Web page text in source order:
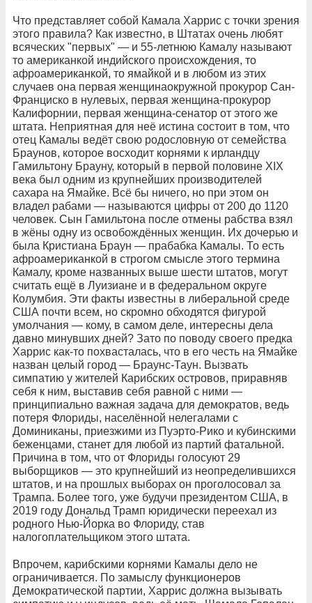
Что представляет собой Камала Харрис с точки зрения
этого правила? Как известно, в Штатах очень любят
всяческих "первых" — и 55-летнюю Камалу называют
то американкой индийского происхождения, то
афроамериканкой, то ямайкой и в любом из этих
случаев она первая женщинаокружной прокурор Сан-
Франциско в нулевых, первая женщина-прокурор
Калифорнии, первая женщина-сенатор от этого же
штата. Неприятная для неё истина состоит в том, что
отец Камалы ведёт свою родословную от семейства
Браунов, которое восходит корнями к ирландцу
Гамильтону Брауну, который в первой половине XIX
века был одним из крупнейших производителей
сахара на Ямайке. Всё бы ничего, но при этом он
владел рабами — называются цифры от 200 до 1120
человек. Сын Гамильтона после отмены рабства взял
в жёны одну из освобождённых женщин. Их дочерью и
была Кристиана Браун — прабабка Камалы. То есть
афроамериканкой в строгом смысле этого термина
Камалу, кроме названных выше шести штатов, могут
считать ещё в Луизиане и в федеральном округе
Колумбия. Эти факты известны в либеральной среде
США почти всем, но скромно обходятся фигурой
умолчания — кому, в самом деле, интересны дела
давно минувших дней? Зато по поводу своего предка
Харрис как-то похвасталась, что в его честь на Ямайке
назван целый город — Браунс-Таун. Вызвать
симпатию у жителей Карибских островов, приравняв
себя к ним, выставив себя равной с ними —
принципиально важная задача для демократов, ведь
потеря Флориды, населённой нелегалами с
Доминиканы, приезжими из Пуэрто-Рико и кубинскими
беженцами, станет для любой из партий фатальной.
Причина в том, что от Флориды голосуют 29
выборщиков — это крупнейший из неопределившихся
штатов, и на прошлых выборах он проголосовал за
Трампа. Более того, уже будучи президентом США, в
2019 году Дональд Трамп юридически переехал из
родного Нью-Йорка во Флориду, став
налогоплательщиком этого штата.
Впрочем, карибскими корнями Камалы дело не
ограничивается. По замыслу функционеров
Демократической партии, Харрис должна вызывать